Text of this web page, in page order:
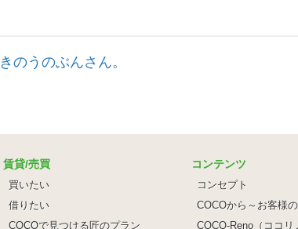
きのうのぶんさん。
賃貸/売買
買いたい
借りたい
COCOで見つける匠のプラン
コンテンツ
コンセプト
COCOから～お客様
COCO-Reno（ココリ